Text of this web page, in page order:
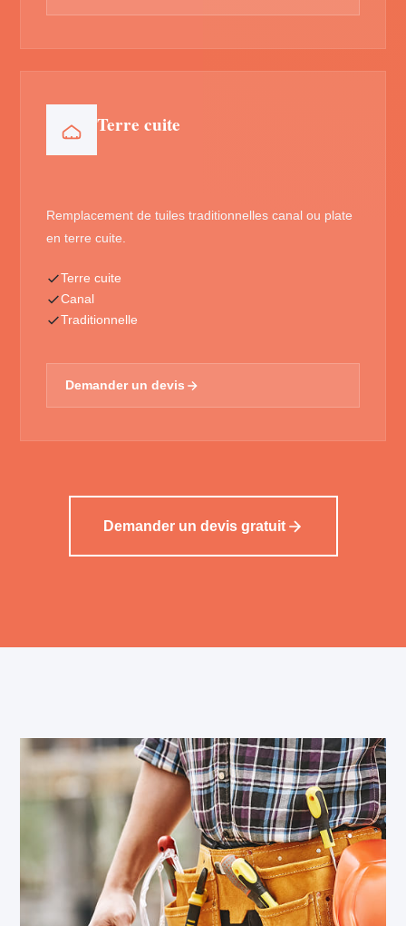
Terre cuite
Remplacement de tuiles traditionnelles canal ou plate
en terre cuite.
Terre cuite
Canal
Traditionnelle
Demander un devis
Demander un devis gratuit